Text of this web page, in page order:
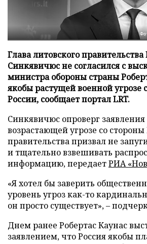
Глава литовского
Синкявичюс не согласился с
министра обороны страны
якобы растущей военной угрозе
России, сообщает портал LRT.
Синкявичюс опроверг
возрастающей угрозе со стороны
правительства призвал не
и тщательно взвешивать
информацию, передаетРИА
«Я хотел бы заверить
уровень угроз как-то
он просто существует», –
Днем ранее Робертас Каунас
заявлением, что Россия якобы